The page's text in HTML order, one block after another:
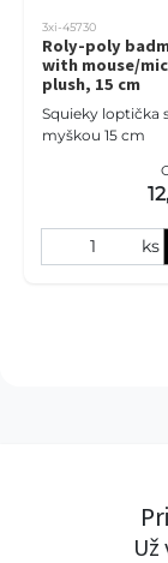
3xi-45730
Roly-poly
with mouse/
plush, 15 cm
Squieky loptička
myškou 15 cm
ks
Už